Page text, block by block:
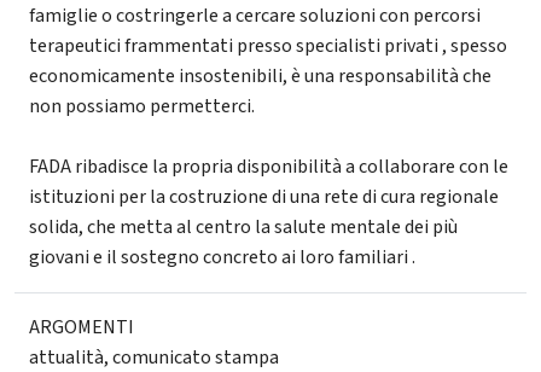
famiglie o costringerle a cercare soluzioni con percorsi
terapeutici frammentati presso specialisti privati , spesso
economicamente insostenibili, è una responsabilità che
non possiamo permetterci.
FADA ribadisce la propria disponibilità a collaborare con le
istituzioni per la costruzione di una rete di cura regionale
solida, che metta al centro la salute mentale dei più
giovani e il sostegno concreto ai loro familiari .
ARGOMENTI
attualità,comunicato stampa